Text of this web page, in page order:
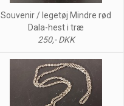
Souvenir / legetøj Mindre rød
Dala-hest i træ
250,- DKK